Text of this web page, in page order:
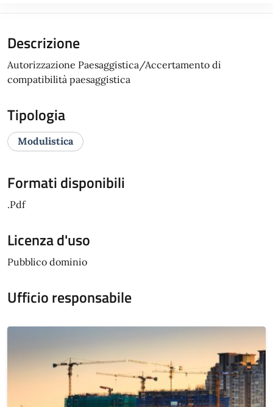
Descrizione
Autorizzazione Paesaggistica/Accertamento di
compatibilità paesaggistica
Tipologia
Modulistica
Formati disponibili
.Pdf
Licenza d'uso
Pubblico dominio
Ufficio responsabile